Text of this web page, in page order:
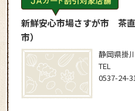
新鮮安心市場さすが市 茶
市）
静岡県掛
TEL
0537-24-